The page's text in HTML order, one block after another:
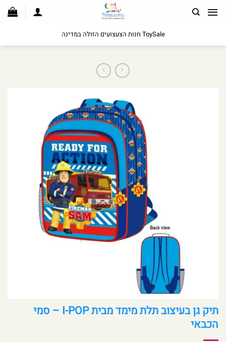
לתוכן
ToySale חנות הצעצועים הזולה במדינה
תיק גן בעיצוב תלת מימד מבית I-POP – סמי
הכבאי